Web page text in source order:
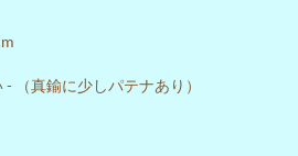
（真鍮に少しパテナあり）